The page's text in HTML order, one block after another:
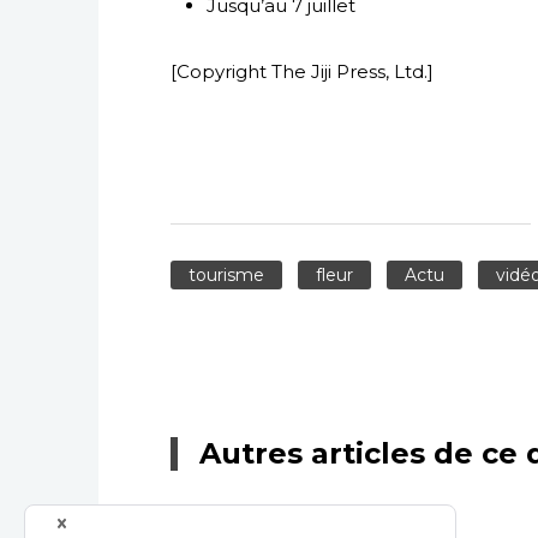
Jusqu’au 7 juillet
[Copyright The Jiji Press, Ltd.]
tourisme fleur Actu
Autres articles de ce